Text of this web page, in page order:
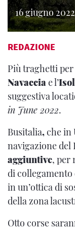
16 giugno 2022
REDAZIONE
Più traghetti
Navacciae l’
suggestiva
in June 2022.
Busitalia,che in
navigazione
aggiuntive, per
di collegamento
in un’ottica di
della zona
Otto corse